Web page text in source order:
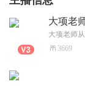
大项老
3669